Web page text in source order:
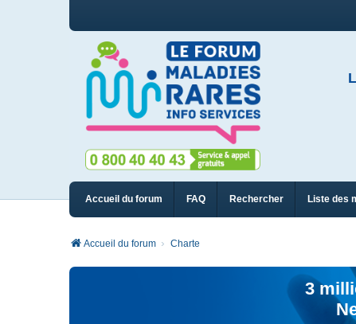
Accueil du forum FAQ Rechercher Liste des
Accueil du forum Charte
3